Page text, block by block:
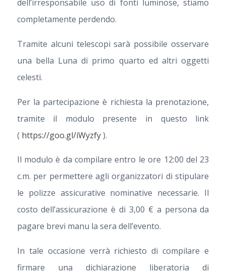
dell’irresponsabile uso di fonti luminose, stiamo
completamente perdendo.
Tramite alcuni telescopi sarà possibile osservare
una bella Luna di primo quarto ed altri oggetti
celesti.
Per la partecipazione è richiesta la prenotazione,
tramite il modulo presente in questo link
( https://goo.gl/iWyzfy).
Il modulo è da compilare entro le ore 12:00 del 23
c.m. per permettere agli organizzatori di stipulare
le polizze assicurative nominative necessarie. Il
costo dell’assicurazione è di 3,00 € a persona da
pagare brevi manu la sera dell’evento.
In tale occasione verrà richiesto di compilare e
firmare una dichiarazione liberatoria di